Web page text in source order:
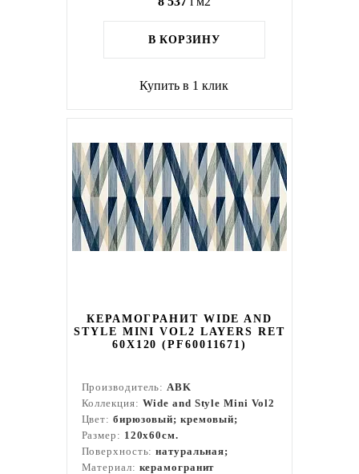
В КОРЗИНУ
Купить в 1 клик
КЕРАМОГРАНИТ WIDE AND
STYLE MINI VOL2 LAYERS RET
60Х120 (PF60011671)
Производитель:ABK
Коллекция: Wide and Style Mini Vol2
Цвет: бирюзовый; кремовый;
Размер: 120x60см.
Поверхность:натуральная;
Материал: керамогранит